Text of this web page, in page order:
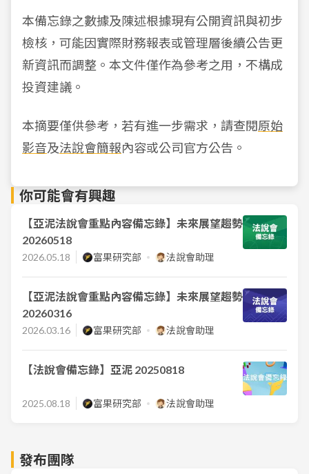
本備忘錄之數據及陳述根據現有公開資訊與初步
檢核，可能因實際財務報表或管理層後續公告更
新資訊而調整。本文件僅作為參考之用，不構成
投資建議。
本摘要僅供參考，若有進一步需求，請查閱原始
影音及法說會簡報內容或公司官方公告。
你可能會有興趣
【亞泥法說會重點內容備忘錄】未來展望趨勢
20260518
2026.05.18 富果研究部 法說會助理
【亞泥法說會重點內容備忘錄】未來展望趨勢
20260316
2026.03.16 富果研究部 法說會助理
【法說會備忘錄】亞泥 20250818
2025.08.18 富果研究部 法說會助理
發布團隊